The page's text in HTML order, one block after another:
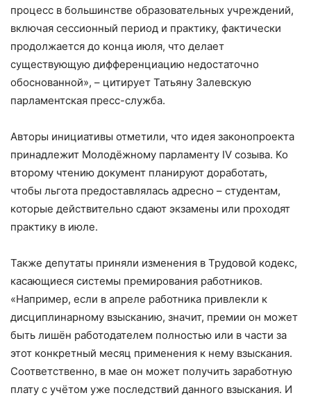
процесс в большинстве образовательных учреждений,
включая сессионный период и практику, фактически
продолжается до конца июля, что делает
существующую дифференциацию недостаточно
обоснованной», – цитирует Татьяну Залевскую
парламентская пресс-служба.
Авторы инициативы отметили, что идея законопроекта
принадлежит Молодёжному парламенту IV созыва. Ко
второму чтению документ планируют доработать,
чтобы льгота предоставлялась адресно – студентам,
которые действительно сдают экзамены или проходят
практику в июле.
Также депутаты приняли изменения в Трудовой кодекс,
касающиеся системы премирования работников.
«Например, если в апреле работника привлекли к
дисциплинарному взысканию, значит, премии он может
быть лишён работодателем полностью или в части за
этот конкретный месяц применения к нему взыскания.
Соответственно, в мае он может получить заработную
плату с учётом уже последствий данного взыскания. И